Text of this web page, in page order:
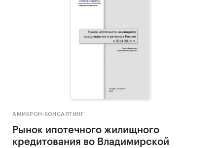
АМИКРОН-КОНСАЛТИНГ
Рынок ипотечного жилищного
кредитования во Владимирской